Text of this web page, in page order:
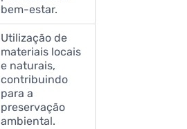
bem-estar.
Utilização de
materiais locais
e naturais,
contribuindo
para a
preservação
ambiental.